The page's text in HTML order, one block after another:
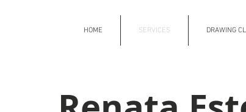
HOME SERVICES DRAWING